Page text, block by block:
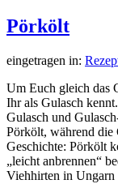
Pörkölt
eingetragen in:
Um Euch gleich das
Ihr als Gulasch
Gulasch und
Pörkölt, während die
Geschichte: Pörkölt
„leicht anbrennen“
Viehhirten in